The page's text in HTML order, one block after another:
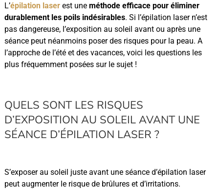
L’épilation laserest une méthode efficace pour éliminer
durablement les poils indésirables. Si l’épilation laser n’est
pas dangereuse, l’exposition au soleil avant ou après une
séance peut néanmoins poser des risques pour la peau. A
l’approche de l’été et des vacances, voici les questions les
plus fréquemment posées sur le sujet !
QUELS SONT LES RISQUES
D’EXPOSITION AU SOLEIL AVANT UNE
SÉANCE D’ÉPILATION LASER ?
S’exposer au soleil juste avant une séance d’épilation laser
peut augmenter le risque de brûlures et d’irritations.